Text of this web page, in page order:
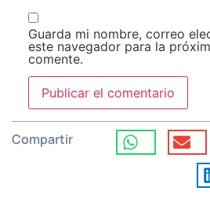
Guarda mi nombre, correo
este navegador para la
comente.
Compartir